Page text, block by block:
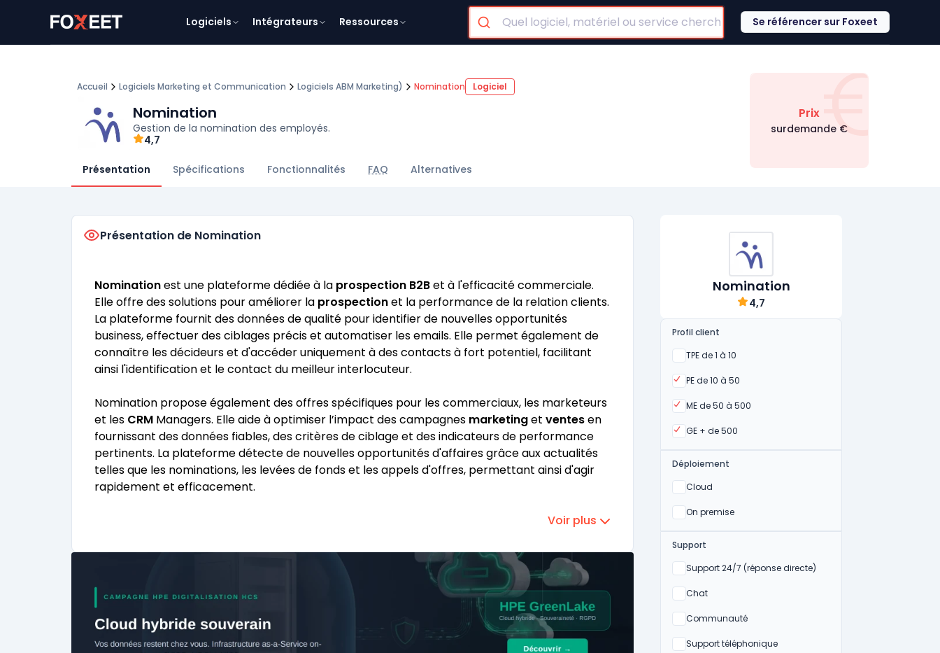
Logiciels Intégrateurs Ressources Se référencer sur Foxeet
Accueil Logiciels Marketing et Communication Logiciels ABM Marketing) Nomination Logiciel
Nomination
Gestion de la nomination des employés.
4,7
Présentation Spécifications Fonctionnalités FAQ Alternatives
€
Prix
surdemande €
Nomination
4,7
Profil client
TPE de 1 à 10
Oui
PE de 10 à 50
Oui
ME de 50 à 500
Oui
GE + de 500
Oui
Déploiement
Cloud
Oui
On premise
Oui
Support
Support 24/7 (réponse directe)
Non
Chat
Non
Communauté
Non
Support téléphonique
Non
Présentation de Nomination
Nominationest une plateforme dédiée à la prospection B2Bet à l'efficacité commerciale.
Elle offre des solutions pour améliorer la prospectionet la performance de la relation clients.
La plateforme fournit des données de qualité pour identifier de nouvelles opportunités
business, effectuer des ciblages précis et automatiser les emails. Elle permet également de
connaître les décideurs et d'accéder uniquement à des contacts à fort potentiel, facilitant
ainsi l'identification et le contact du meilleur interlocuteur.
Nomination propose également des offres spécifiques pour les commerciaux, les marketeurs
et les CRM Managers. Elle aide à optimiser l’impact des campagnes marketinget ventesen
fournissant des données fiables, des critères de ciblage et des indicateurs de performance
pertinents. La plateforme détecte de nouvelles opportunités d'affaires grâce aux actualités
telles que les nominations, les levées de fonds et les appels d'offres, permettant ainsi d'agir
rapidement et efficacement.
Voir plus